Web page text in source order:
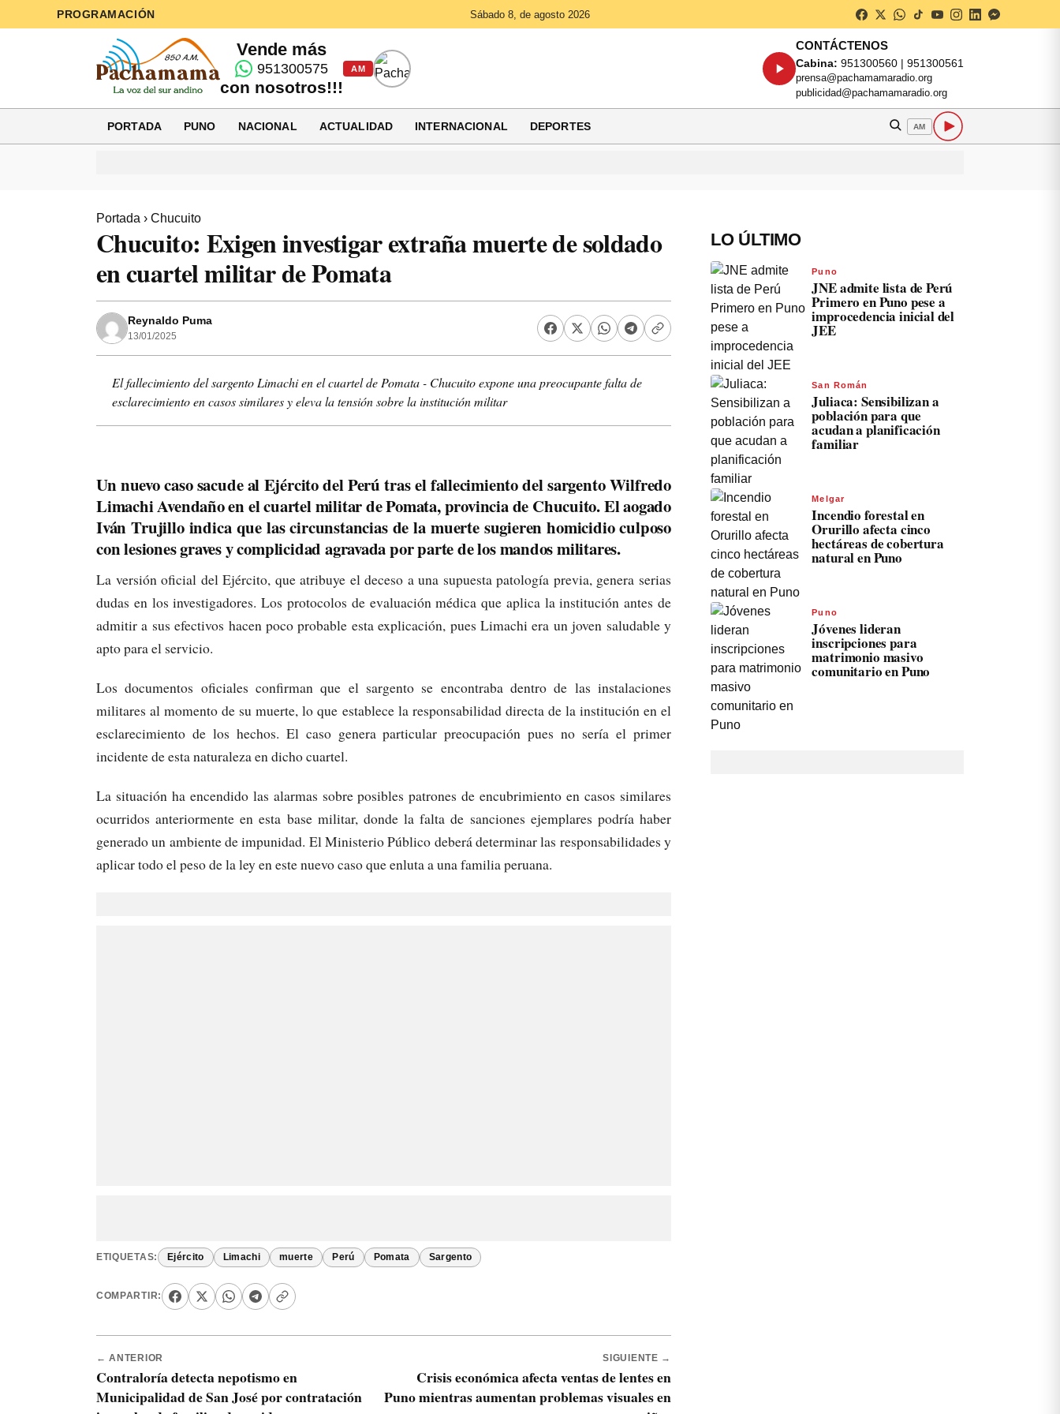
PROGRAMACIÓN Sábado 8, de agosto 2026
Vende más
951300575
con nosotros!!!
AM
CONTÁCTENOS
Cabina: 951300560 | 951300561
prensa@pachamamaradio.org
publicidad@pachamamaradio.org
PORTADA PUNO NACIONAL ACTUALIDAD INTERNACIONAL DEPORTES AM
Portada › Chucuito
Chucuito: Exigen investigar extraña muerte de soldado
en cuartel militar de Pomata
Reynaldo Puma
13/01/2025
El fallecimiento del sargento Limachi en el cuartel de Pomata - Chucuito expone una preocupante falta de
esclarecimiento en casos similares y eleva la tensión sobre la institución militar
Un nuevo caso sacude al Ejército del Perú tras el fallecimiento del sargento Wilfredo
Limachi Avendaño en el cuartel militar de Pomata, provincia de Chucuito. El aogado
Iván Trujillo indica que las circunstancias de la muerte sugieren homicidio culposo
con lesiones graves y complicidad agravada por parte de los mandos militares.
La versión oficial del Ejército, que atribuye el deceso a una supuesta patología previa, genera serias
dudas en los investigadores. Los protocolos de evaluación médica que aplica la institución antes de
admitir a sus efectivos hacen poco probable esta explicación, pues Limachi era un joven saludable y
apto para el servicio.
Los documentos oficiales confirman que el sargento se encontraba dentro de las instalaciones
militares al momento de su muerte, lo que establece la responsabilidad directa de la institución en el
esclarecimiento de los hechos. El caso genera particular preocupación pues no sería el primer
incidente de esta naturaleza en dicho cuartel.
La situación ha encendido las alarmas sobre posibles patrones de encubrimiento en casos similares
ocurridos anteriormente en esta base militar, donde la falta de sanciones ejemplares podría haber
generado un ambiente de impunidad. El Ministerio Público deberá determinar las responsabilidades y
aplicar todo el peso de la ley en este nuevo caso que enluta a una familia peruana.
ETIQUETAS: Ejército Limachi muerte Perú Pomata Sargento
COMPARTIR:
← ANTERIOR
Contraloría detecta nepotismo en
Municipalidad de San José por contratación
SIGUIENTE →
Crisis económica afecta ventas de lentes en
Puno mientras aumentan problemas visuales en
LO ÚLTIMO
Puno
JNE admite lista de Perú
Primero en Puno pese a
improcedencia inicial del
JEE
San Román
Juliaca: Sensibilizan a
población para que
acudan a planificación
familiar
Melgar
Incendio forestal en
Orurillo afecta cinco
hectáreas de cobertura
natural en Puno
Puno
Jóvenes lideran
inscripciones para
matrimonio masivo
comunitario en Puno